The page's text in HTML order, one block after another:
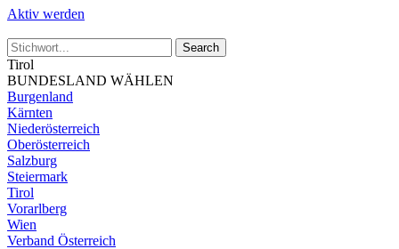
Aktiv werden
Tirol
BUNDESLAND WÄHLEN
Burgenland
Kärnten
Niederösterreich
Oberösterreich
Salzburg
Steiermark
Tirol
Vorarlberg
Wien
Verband Österreich